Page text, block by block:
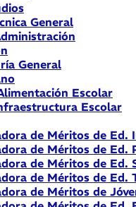
General
General
Escolar
Escolar
de Méritos de Ed.
de Méritos de Ed.
de Méritos de Ed.
de Méritos de Ed.
de Méritos de